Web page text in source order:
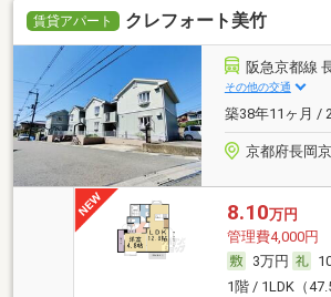
賃貸アパート クレフォート美竹
阪急京都線
その他の交通
築38年11ヶ月 /
京都府長岡
8.10万円
管理費4,000円
3万円
1階 / 1LDK（